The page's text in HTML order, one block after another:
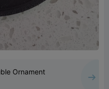
Ornament